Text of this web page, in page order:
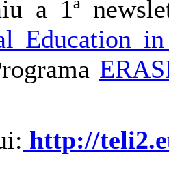
a 1ª
Education
http://